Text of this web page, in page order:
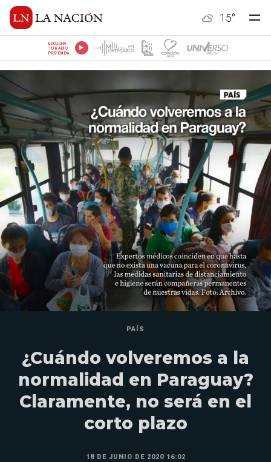
15°
ESCUCHÁ
TU RADIO
PREFERIDA
PAÍS
¿Cuándo volveremos a la
normalidad en Paraguay?
Claramente, no será en el
corto plazo
18 DE JUNIO DE 2020 16:02